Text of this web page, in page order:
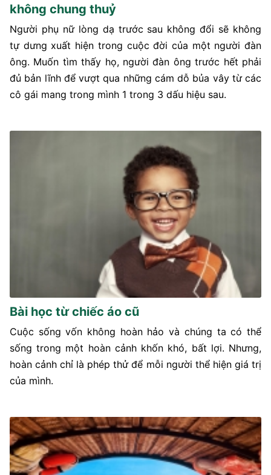
không chung thuỷ
Người phụ nữ lòng dạ trước sau không đổi sẽ không
tự dưng xuất hiện trong cuộc đời của một người đàn
ông. Muốn tìm thấy họ, người đàn ông trước hết phải
đủ bản lĩnh để vượt qua những cám dỗ bủa vây từ các
cô gái mang trong mình 1 trong 3 dấu hiệu sau.
Bài học từ chiếc áo cũ
Cuộc sống vốn không hoàn hảo và chúng ta có thể
sống trong một hoàn cảnh khốn khó, bất lợi. Nhưng,
hoàn cảnh chỉ là phép thử để mỗi người thể hiện giá trị
của mình.